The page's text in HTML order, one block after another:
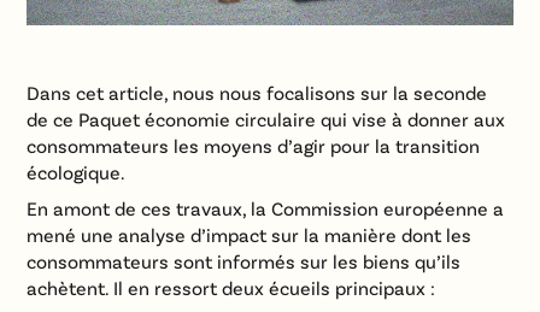
Dans cet article, nous nous focalisons sur la seconde
de ce Paquet économie circulaire qui vise à donner aux
consommateurs les moyens d’agir pour la transition
écologique.
En amont de ces travaux, la Commission européenne a
mené une analyse d’impact sur la manière dont les
consommateurs sont informés sur les biens qu’ils
achètent. Il en ressort deux écueils principaux :